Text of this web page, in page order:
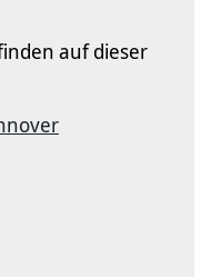
auf dieser